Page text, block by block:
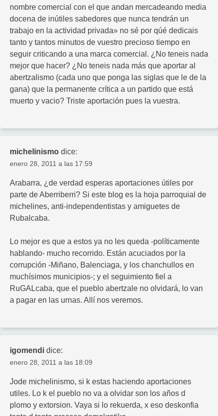
nombre comercial con el que andan mercadeando media
docena de inútiles sabedores que nunca tendrán un
trabajo en la actividad privada» no sé por qúé dedicais
tanto y tantos minutos de vuestro precioso tiempo en
seguir criticando a una marca comercial. ¿No teneis nada
mejor que hacer? ¿No teneis nada más que aportar al
abertzalismo (cada uno que ponga las siglas que le de la
gana) que la permanente crítica a un partido que está
muerto y vacio? Triste aportación pues la vuestra.
michelinismo dice:
enero 28, 2011 a las 17:59
Arabarra, ¿de verdad esperas aportaciones útiles por
parte de Aberriberri? Si este blog es la hoja parroquial de
michelines, anti-independentistas y amiguetes de
Rubalcaba.
Lo mejor es que a estos ya no les queda -políticamente
hablando- mucho recorrido. Están acuciados por la
corrupción -Miñano, Balenciaga, y los chanchullos en
muchísimos municipios-; y el seguimiento fiel a
RuGALcaba, que el pueblo abertzale no olvidará, lo van
a pagar en las urnas. Allí nos veremos.
igomendi dice:
enero 28, 2011 a las 18:09
Jode michelinismo, si k estas haciendo aportaciones
utiles. Lo k el pueblo no va a olvidar son los años d
plomo y extorsion. Vaya si lo rekuerda, x eso deskonfia